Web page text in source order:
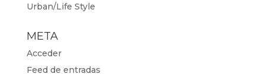
Urban/Life Style
META
Acceder
Feed de entradas